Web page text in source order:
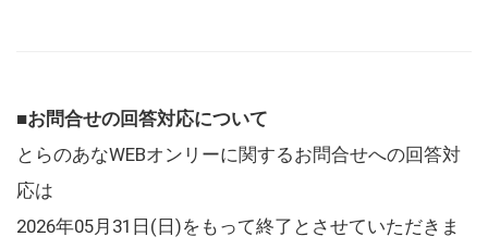
■お問合せの回答対応について
とらのあなWEBオンリーに関するお問合せへの回答対
応は
2026年05月31日(日)をもって終了とさせていただきま